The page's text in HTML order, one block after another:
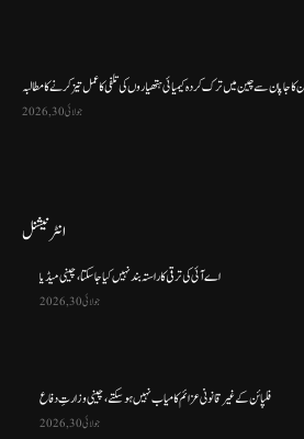
کا جاپان سے چین میں ترک کردہ کیمیائی ہتھیاروں کی تلفی کا عمل تیز کرنے کا مطالبہ
جولائی 30, 2026
انٹرنیشنل
اے آئی کی ترقی کا راستہ بند نہیں کیا جا سکتا، چینی میڈیا
جولائی 30, 2026
فلپائن کے غیر قانونی عزائم کامیاب نہیں ہو سکتے ، چینی وزارتِ دفاع
جولائی 30, 2026